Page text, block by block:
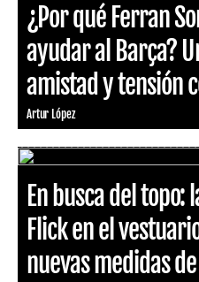
¿Por qué Ferran
ayudar al Barça?
amistad y tensión
Artur López
En busca del topo:
Flick en el
nuevas medidas